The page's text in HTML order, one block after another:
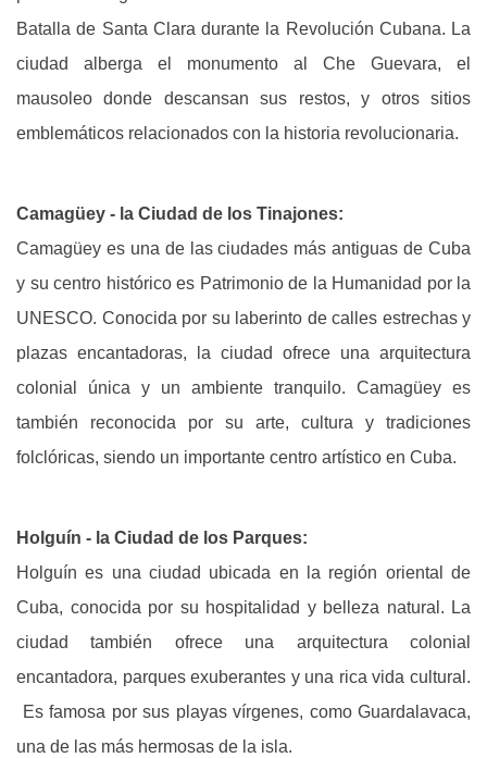
Batalla de Santa Clara durante la Revolución Cubana. La
ciudad alberga el monumento al Che Guevara, el
mausoleo donde descansan sus restos, y otros sitios
emblemáticos relacionados con la historia revolucionaria.
Camagüey - la Ciudad de los Tinajones:
Camagüey es una de las ciudades más antiguas de Cuba
y su centro histórico es Patrimonio de la Humanidad por la
UNESCO. Conocida por su laberinto de calles estrechas y
plazas encantadoras, la ciudad ofrece una arquitectura
colonial única y un ambiente tranquilo.
Camagüey es
también reconocida por su arte, cultura y tradiciones
folclóricas, siendo un importante centro artístico en Cuba.
Holguín - la Ciudad de los Parques:
Holguín es una ciudad ubicada en la región oriental de
Cuba, conocida por su hospitalidad y belleza natural. La
ciudad también ofrece una arquitectura colonial
encantadora, parques exuberantes y una rica vida cultural.
Es famosa por sus playas vírgenes, como Guardalavaca,
una de las más hermosas de la isla.